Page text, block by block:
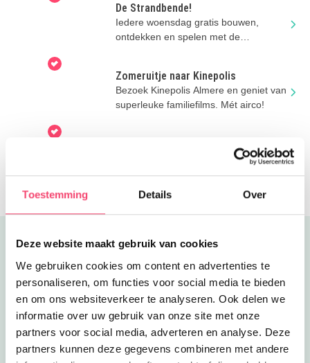
Toestemming Details Over
Deze website maakt gebruik van cookies
We gebruiken cookies om content en advertenties te
personaliseren, om functies voor social media te bieden
en om ons websiteverkeer te analyseren. Ook delen we
informatie over uw gebruik van onze site met onze
partners voor social media, adverteren en analyse. Deze
partners kunnen deze gegevens combineren met andere
De Strandbende!
Iedere woensdag gratis bouwen,
ontdekken en spelen met de
Zomeruitje naar Kinepolis
Bezoek Kinepolis Almere en geniet van
superleuke familiefilms. Mét airco!
Actievelingen opgelet! Bezoek Fun
bruggen
Uitgelicht